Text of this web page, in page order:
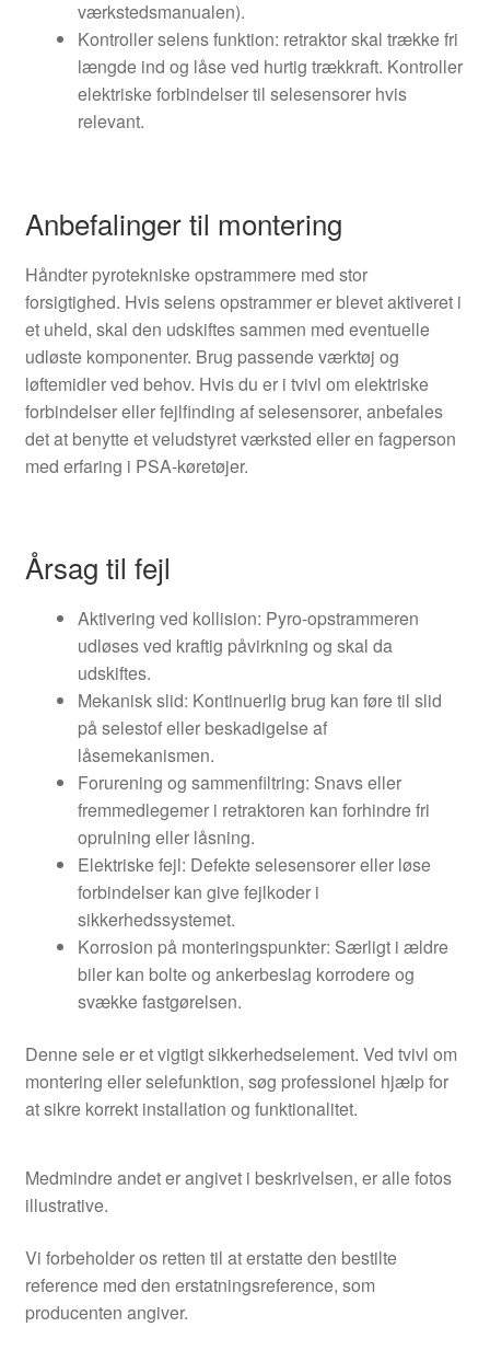
værkstedsmanualen).
Kontroller selens funktion: retraktor skal trække fri
længde ind og låse ved hurtig trækkraft. Kontroller
elektriske forbindelser til selesensorer hvis
relevant.
Anbefalinger til montering
Håndter pyrotekniske opstrammere med stor
forsigtighed. Hvis selens opstrammer er blevet aktiveret i
et uheld, skal den udskiftes sammen med eventuelle
udløste komponenter. Brug passende værktøj og
løftemidler ved behov. Hvis du er i tvivl om elektriske
forbindelser eller fejlfinding af selesensorer, anbefales
det at benytte et veludstyret værksted eller en fagperson
med erfaring i PSA-køretøjer.
Årsag til fejl
Aktivering ved kollision: Pyro-opstrammeren
udløses ved kraftig påvirkning og skal da
udskiftes.
Mekanisk slid: Kontinuerlig brug kan føre til slid
på selestof eller beskadigelse af
låsemekanismen.
Forurening og sammenfiltring: Snavs eller
fremmedlegemer i retraktoren kan forhindre fri
oprulning eller låsning.
Elektriske fejl: Defekte selesensorer eller løse
forbindelser kan give fejlkoder i
sikkerhedssystemet.
Korrosion på monteringspunkter: Særligt i ældre
biler kan bolte og ankerbeslag korrodere og
svække fastgørelsen.
Denne sele er et vigtigt sikkerhedselement. Ved tvivl om
montering eller selefunktion, søg professionel hjælp for
at sikre korrekt installation og funktionalitet.
Medmindre andet er angivet i beskrivelsen, er alle fotos
illustrative.
Vi forbeholder os retten til at erstatte den bestilte
reference med den erstatningsreference, som
producenten angiver.